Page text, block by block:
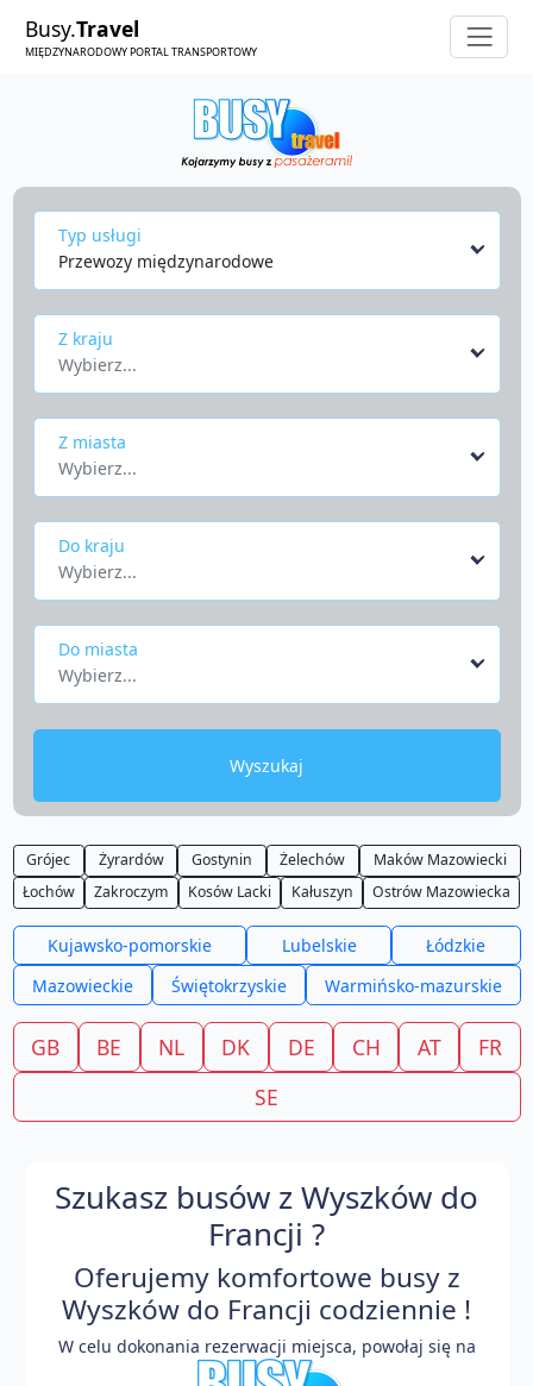
Busy.Travel
MIĘDZYNARODOWY PORTAL TRANSPORTOWY
Typ usługi
Przewozy międzynarodowe
Z kraju
Wybierz...
Z miasta
Wybierz...
Do kraju
Wybierz...
Do miasta
Wybierz...
Wyszukaj
Grójec Żyrardów Gostynin Żelechów
Maków Mazowiecki
Łochów
Zakroczym Kosów Lacki Kałuszyn Ostrów Mazowiecka
Kujawsko-pomorskie Lubelskie
Łódzkie
Mazowieckie
Świętokrzyskie Warmińsko-mazurskie
GB BE NL DK DE CH AT
FR
SE
Szukasz busów z Wyszków do
Francji ?
Oferujemy komfortowe busy z
Wyszków do Francji codziennie !
W celu dokonania rezerwacji miejsca, powołaj się na